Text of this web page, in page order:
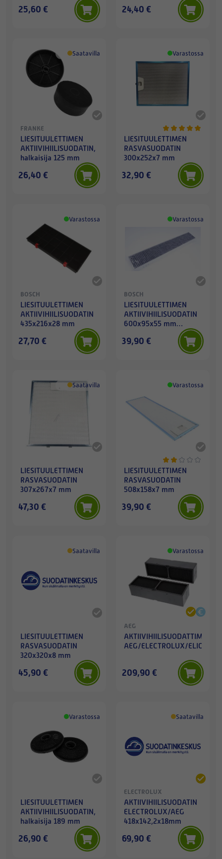
25,60 € 24,40 €
Saatavilla
FRANKE
LIESITUULETTIMEN
AKTIIVIHIILISUODATIN,
halkaisija 125 mm
26,40 €
Varastossa
LIESITUULETTIMEN
RASVASUODATIN
300x252x7 mm
32,90 €
Varastossa
BOSCH
LIESITUULETTIMEN
AKTIIVIHIILISUODATIN
435x216x28 mm
27,70 €
Varastossa
BOSCH
LIESITUULETTIMEN
AKTIIVIHIILISUODATIN
600x95x55 mm
39,90 €
Saatavilla
LIESITUULETTIMEN
RASVASUODATIN
307x267x7 mm
47,30 €
Varastossa
LIESITUULETTIMEN
RASVASUODATIN
508x158x7 mm
39,90 €
Saatavilla
LIESITUULETTIMEN
RASVASUODATIN
320x320x8 mm
45,90 €
Varastossa
AEG
AKTIIVIHIILISUODATTIMET
AEG/ELECTROLUX/ELICA
209,90 €
Varastossa
LIESITUULETTIMEN
AKTIIVIHIILISUODATIN,
halkaisija 189 mm
26,90 €
Saatavilla
ELECTROLUX
AKTIIVIHIILISUODATIN
ELECTROLUX/AEG
418x142,2x18mm
69,90 €